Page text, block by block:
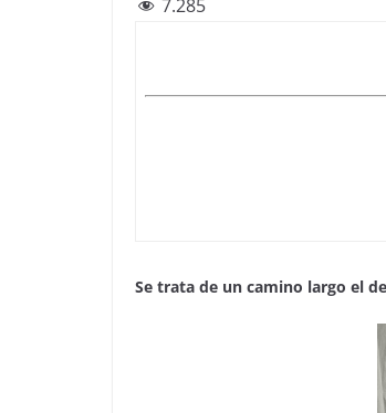
c
b a A
7.285
Se trata de un camino largo el